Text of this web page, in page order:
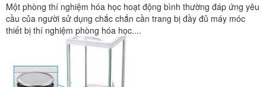
Một phòng thí nghiệm hóa học hoạt động bình thường đáp ứng yêu
cầu của người sử dụng chắc chắn cần trang bị đầy đủ máy móc
thiết bị thí nghiệm phòng hóa học....